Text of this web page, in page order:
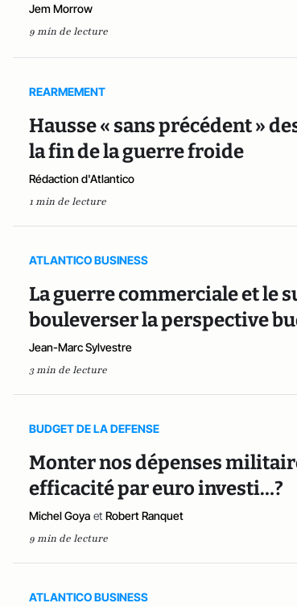
Jem Morrow
9 min de lecture
REARMEMENT
Hausse « sans précédent »
la fin de la guerre froide
Rédaction d'Atlantico
1 min de lecture
ATLANTICO BUSINESS
La guerre commerciale et le
bouleverser la perspective
Jean-Marc Sylvestre
3 min de lecture
BUDGET DE LA DEFENSE
Monter nos dépenses
efficacité par euro investi…?
Michel Goya et Robert Ranquet
9 min de lecture
ATLANTICO BUSINESS